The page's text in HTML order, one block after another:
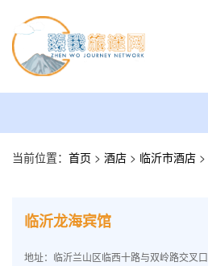
当前位置： 首页 > 酒店 > 临沂市酒店 >
临沂龙海宾馆
地址：临沂兰山区临西十路与双岭路交叉口